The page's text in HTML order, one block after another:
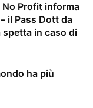
Profit informa
il Pass Dott da
in caso di
ha più